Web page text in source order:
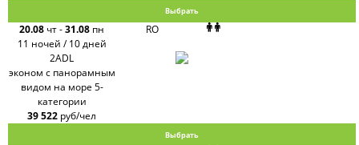
Выбрать
20.08 чт-31.08 пн
11 ночей / 10 дней
RO
2ADL
эконом с панорамным
видом на море 5-
категории
39 522 руб/чел
Выбрать